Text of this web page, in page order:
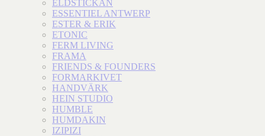
ELDSTICKAN
ESSENTIEL ANTWERP
ESTER & ERIK
ETONIC
FERM LIVING
FRAMA
FRIENDS & FOUNDERS
FORMARKIVET
HANDVÄRK
HEIN STUDIO
HUMBLE
HUMDAKIN
IZIPIZI